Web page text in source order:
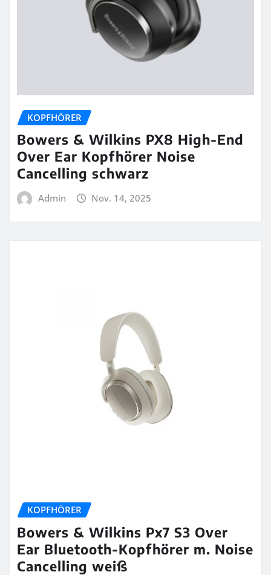
KOPFHÖRER
Bowers & Wilkins PX8 High-End
Over Ear Kopfhörer Noise
Cancelling schwarz
Admin Nov. 14, 2025
KOPFHÖRER
Bowers & Wilkins Px7 S3 Over
Ear Bluetooth-Kopfhörer m. Noise
Cancelling weiß